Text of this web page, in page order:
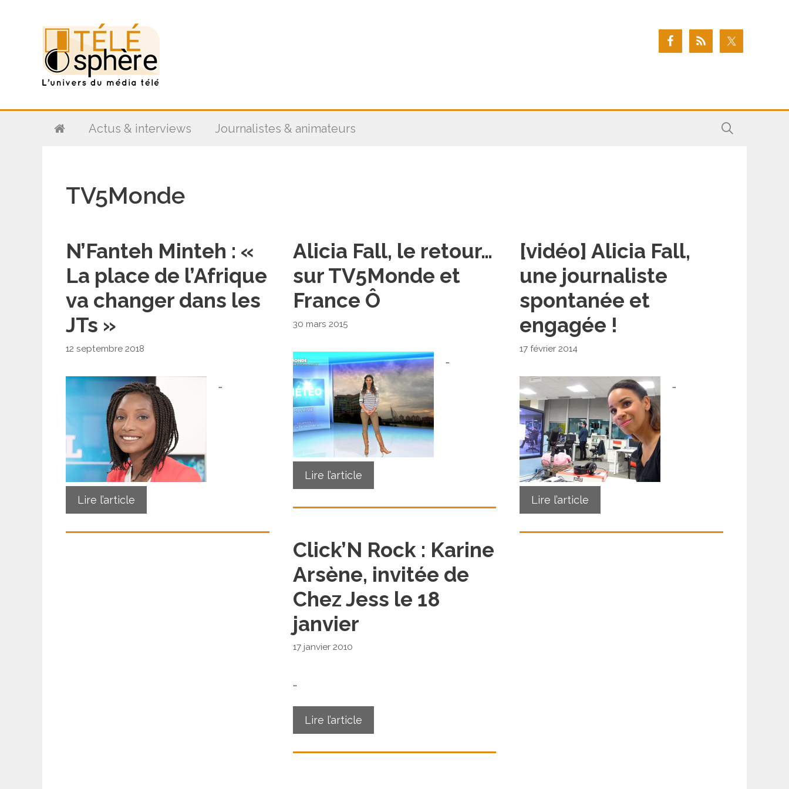
Actus & interviews Journalistes & animateurs
TV5Monde
N’Fanteh Minteh : «
La place de l’Afrique
va changer dans les
JTs »
12 septembre 2018
…
Lire l’article
Alicia Fall, le retour…
sur TV5Monde et
France Ô
30 mars 2015
…
Lire l’article
[vidéo] Alicia Fall,
une journaliste
spontanée et
engagée !
17 février 2014
…
Lire l’article
Click’N Rock : Karine
Arsène, invitée de
Chez Jess le 18
janvier
17 janvier 2010
…
Lire l’article